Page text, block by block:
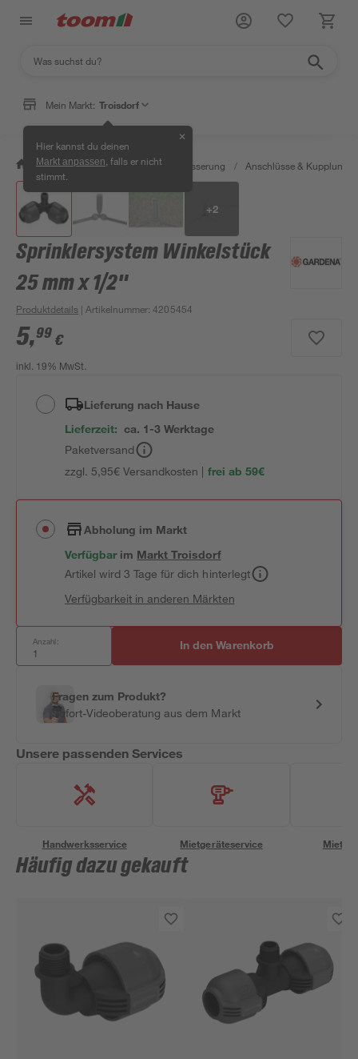
Mein Markt: Troisdorf
Hier kannst du deinen
Markt anpassen , falls er nicht
stimmt.
✕
/ Garten & Freizeit / Gartenbewässerung / Anschlüsse & Kupplungen
+2
Sprinklersystem Winkelstück
25 mm x 1/2"
Produktdetails | Artikelnummer:4205454
5,99 €
inkl. 19% MwSt.
Lieferung nach Hause
Lieferzeit: ca. 1-3 Werktage
Paketversand
zzgl. 5,95€ Versandkosten | frei ab 59€
Abholung im Markt
Verfügbar im MarktTroisdorf
Artikel wird 3 Tage für dich hinterlegt
Verfügbarkeit in anderen Märkten
Anzahl: In den Warenkorb
Fragen zum Produkt?
Sofort-Videoberatung aus dem Markt
Unsere passenden Services
Handwerksservice Mietgeräteservice
Häufig dazu gekauft